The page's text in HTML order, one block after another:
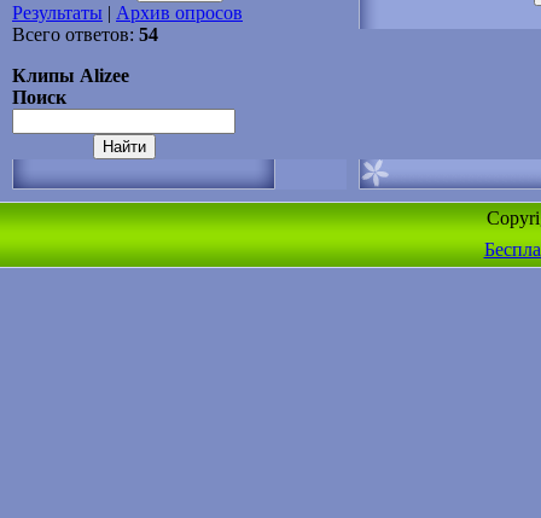
Результаты | Архив опросов
Всего ответов: 54
Клипы Alizee
Поиск